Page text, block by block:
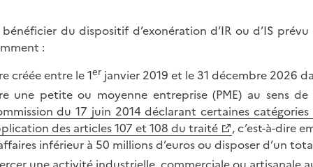
bénéficier du dispositif d’exonération d’IR ou d’IS
:
créée entre le 1erjanvier 2019 et le 31 décembre 2026
une petite ou moyenne entreprise (PME) au sens de
du 17 juin 2014 déclarant certaines
des articles 107 et 108 du traité
, c’est-à-dire
inférieur à 50 millions d’euros ou disposer d’un